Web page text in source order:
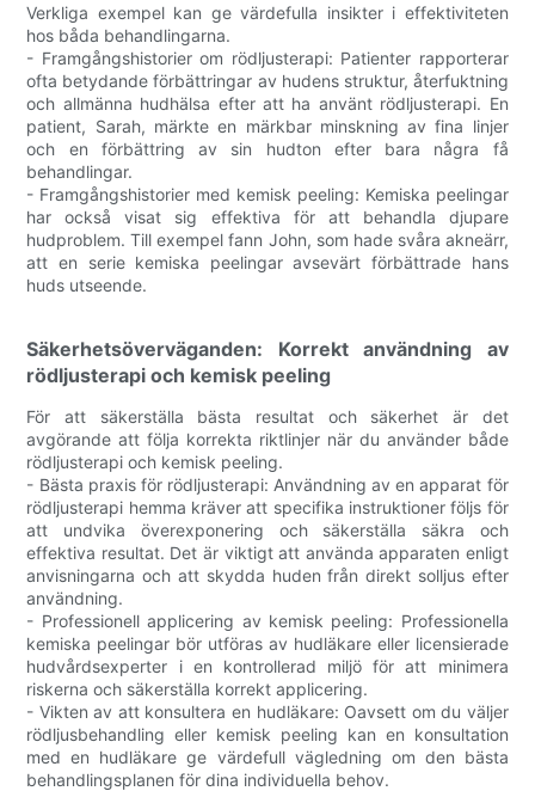
Verkliga exempel kan ge värdefulla insikter i effektiviteten
hos båda behandlingarna.
- Framgångshistorier om rödljusterapi: Patienter rapporterar
ofta betydande förbättringar av hudens struktur, återfuktning
och allmänna hudhälsa efter att ha använt rödljusterapi. En
patient, Sarah, märkte en märkbar minskning av fina linjer
och en förbättring av sin hudton efter bara några få
behandlingar.
- Framgångshistorier med kemisk peeling: Kemiska peelingar
har också visat sig effektiva för att behandla djupare
hudproblem. Till exempel fann John, som hade svåra akneärr,
att en serie kemiska peelingar avsevärt förbättrade hans
huds utseende.
Säkerhetsöverväganden: Korrekt användning av
rödljusterapi och kemisk peeling
För att säkerställa bästa resultat och säkerhet är det
avgörande att följa korrekta riktlinjer när du använder både
rödljusterapi och kemisk peeling.
- Bästa praxis för rödljusterapi: Användning av en apparat för
rödljusterapi hemma kräver att specifika instruktioner följs för
att undvika överexponering och säkerställa säkra och
effektiva resultat. Det är viktigt att använda apparaten enligt
anvisningarna och att skydda huden från direkt solljus efter
användning.
- Professionell applicering av kemisk peeling: Professionella
kemiska peelingar bör utföras av hudläkare eller licensierade
hudvårdsexperter i en kontrollerad miljö för att minimera
riskerna och säkerställa korrekt applicering.
- Vikten av att konsultera en hudläkare: Oavsett om du väljer
rödljusbehandling eller kemisk peeling kan en konsultation
med en hudläkare ge värdefull vägledning om den bästa
behandlingsplanen för dina individuella behov.